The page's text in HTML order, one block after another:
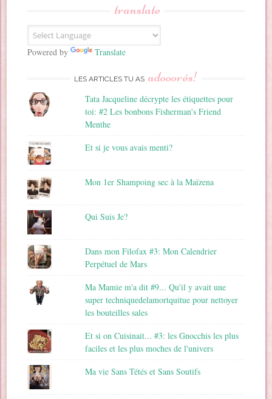
E
m
a
translate
Powered by Translate
LES ARTICLES TU AS adooorés!
Tata Jacqueline décrypte les étiquettes pour
toi: #2 Les bonbons Fisherman's Friend
Menthe
Et si je vous avais menti?
Mon 1er Shampoing sec à la Maïzena
Qui Suis Je?
Dans mon Filofax #3: Mon Calendrier
Perpétuel de Mars
Ma Mamie m'a dit #9... Qu'il y avait une
super techniquedelamortquitue pour nettoyer
les bouteilles sales
Et si on Cuisinait... #3: les Gnocchis les plus
faciles et les plus moches de l'univers
Ma vie Sans Tétés et Sans Soutifs